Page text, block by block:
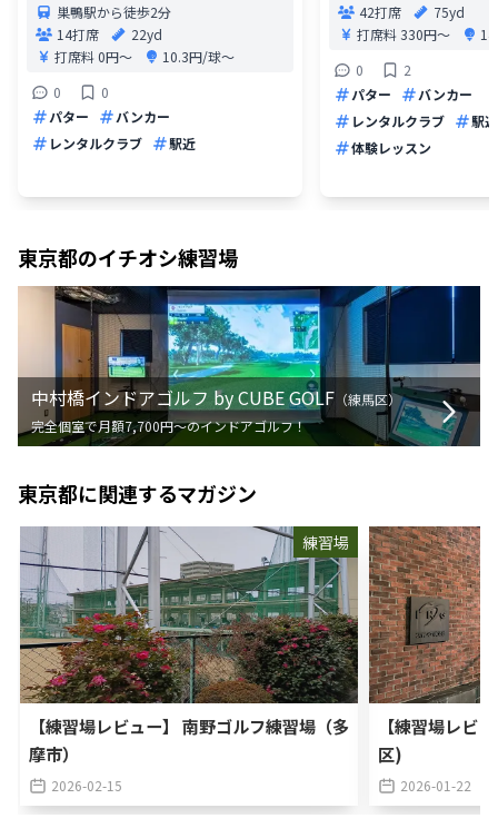
巣鴨駅から徒歩2分
14打席
22yd
打席料0円〜
10.3円/球〜
0
0
パター
バンカー
レンタルクラブ
駅近
42打席
75yd
打席料330円〜
0
2
パター
バンカー
レンタルクラブ
駅近
体験レッスン
東京都のイチオシ練習場
中村橋インドアゴルフ by CUBE GOLF （練馬区）
完全個室で月額7,700円〜のインドアゴルフ！
東京都に関連するマガジン
練習場
【練習場レビュー】 南野ゴルフ練習場（多
摩市）
2026-02-15
【練習場レビ
区)
2026-01-22